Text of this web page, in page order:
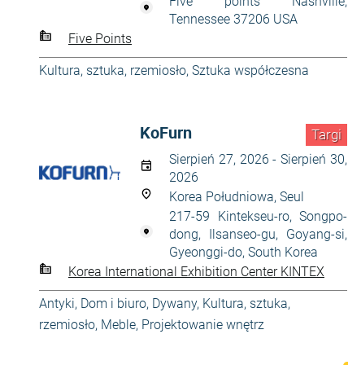
Tennessee 37206 USA
Five Points
Kultura, sztuka, rzemiosło, Sztuka współczesna
Targi
KoFurn
Sierpień 27, 2026 - Sierpień 30,
2026
Korea Południowa, Seul
217-59 Kintekseu-ro, Songpo-
dong, Ilsanseo-gu, Goyang-si,
Gyeonggi-do, South Korea
Korea International Exhibition Center KINTEX
Antyki, Dom i biuro, Dywany, Kultura, sztuka,
rzemiosło, Meble, Projektowanie wnętrz